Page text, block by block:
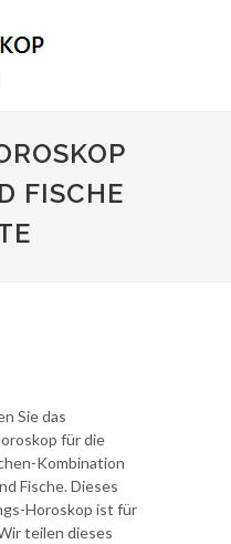
FISCHE
Sie das
für die
Kombination
Fische. Dieses
Horoskop ist für
teilen dieses